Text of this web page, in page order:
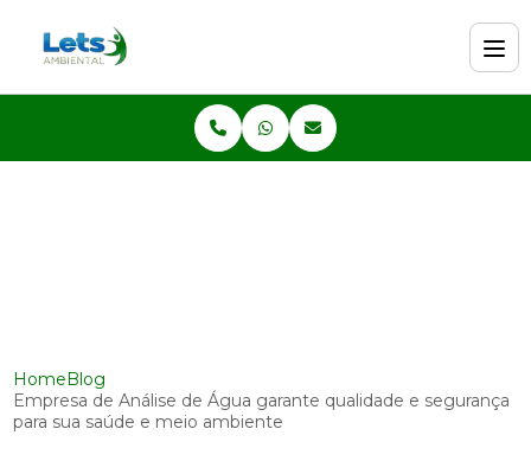
HomeBlog
Empresa de Análise de Água garante qualidade e segurança
para sua saúde e meio ambiente